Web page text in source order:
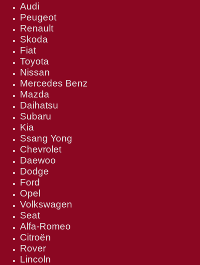
Audi
Peugeot
Renault
Skoda
Fiat
Toyota
Nissan
Mercedes Benz
Mazda
Daihatsu
Subaru
Kia
Ssang Yong
Chevrolet
Daewoo
Dodge
Ford
Opel
Volkswagen
Seat
Alfa-Romeo
Citroën
Rover
Lincoln